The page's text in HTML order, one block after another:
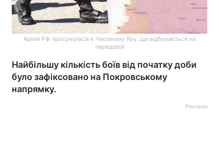
Армія РФ просунулася в Часовому Яру: що відбувається на
передовій
Найбільшу кількість боїв від початку доби
було зафіксовано на Покровському
напрямку.
Реклама